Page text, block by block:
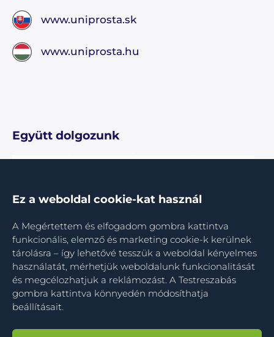
Ez a weboldal cookie-kat használ
A Megértettem és elfogadom gombra kattintva
funkcionális, elemző és marketing cookie-k kerülnek
tárolásra – így lehetővé tesszük a weboldal kényelmes
használatát, mérhetjük weboldalunk funkcionalitását
és megcélozhatjuk a reklámozást. A Testreszabás
gombra kattintva könnyedén módosíthatja
beállításait.
www.uniprosta.sk
www.uniprosta.hu
Együtt dolgozunk